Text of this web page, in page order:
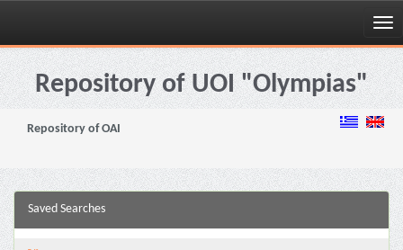
Skip
navigationRepository of UOI "Olympias"
Repository of OAI
Saved Searches